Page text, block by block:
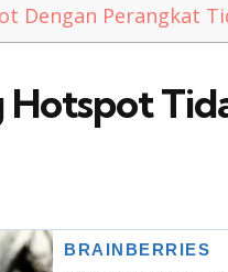
Dengan Perangkat